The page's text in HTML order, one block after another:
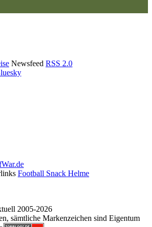
Newsfeed RSS 2.0
Football Snack Helme
2005-2026
sämtliche Markenzeichen sind Eigentum